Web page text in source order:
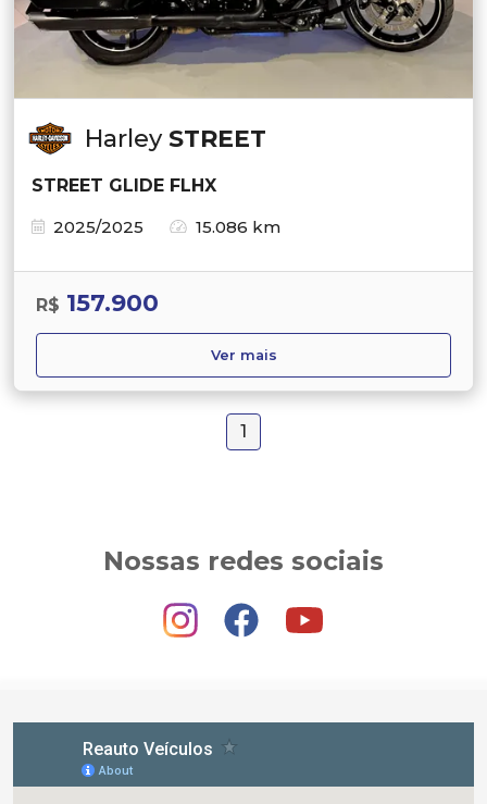
Harley STREET
STREET GLIDE FLHX
2025/2025
15.086 km
R$ 157.900
Ver mais
1
Nossas redes sociais